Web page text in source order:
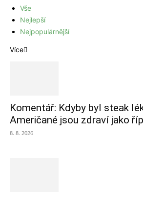
Vše
Nejlepší
Nejpopulárnější
Více
Komentář: Kdyby byl steak
Američané jsou zdraví jako
8. 8. 2026